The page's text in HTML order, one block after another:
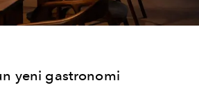
yeni gastronomi